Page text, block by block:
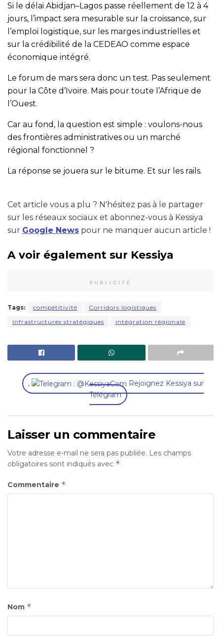
Si le délai Abidjan–Lagos passe réellement de 12 à 4
jours, l’impact sera mesurable sur la croissance, sur
l’emploi logistique, sur les marges industrielles et
sur la crédibilité de la CEDEAO comme espace
économique intégré.
Le forum de mars sera donc un test. Pas seulement
pour la Côte d’Ivoire. Mais pour toute l’Afrique de
l’Ouest.
Car au fond, la question est simple : voulons-nous
des frontières administratives ou un marché
régional fonctionnel ?
La réponse se jouera sur le bitume. Et sur les rails.
Cet article vous a plu ? N'hésitez pas à le partager
sur les réseaux sociaux et abonnez-vous à Kessiya
sur Google News pour ne manquer aucun article !
A voir également sur Kessiya
PUBLICITÉ
Tags: compétitivité
Corridors logistiques
Infrastructures stratégiques
intégration régionale
,
Rejoignez Kessiya sur
Télégram
Laisser un commentaire
Votre adresse e-mail ne sera pas publiée. Les champs
obligatoires sont indiqués avec *
Commentaire *
Nom *